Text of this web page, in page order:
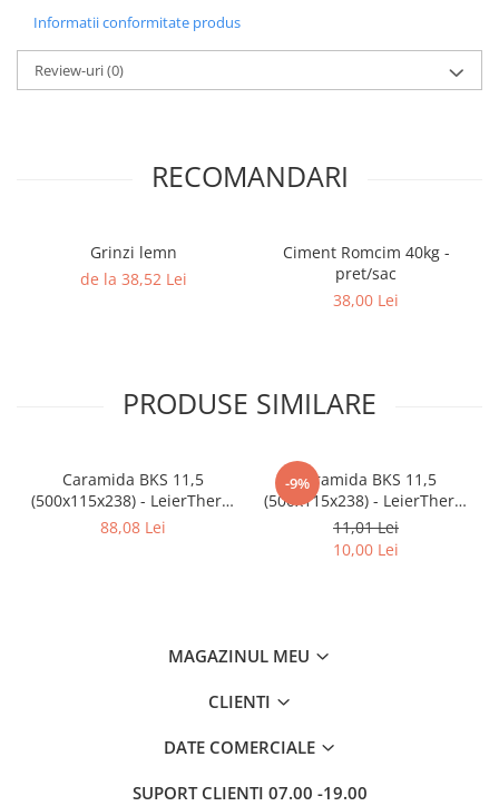
Produse din fier
Accesorii metalice
Plasa sudata eco
Plasa sudata stas
Profile metalice/Profile pentru gips-
Țeavă încălzire în pardoseala
Informatii conformitate produs
Review-uri(0)
RECOMANDARI
Grinzi lemn
de la 38,52 Lei
Ciment Romcim 40kg -
pret/sac
38,00 Lei
PRODUSE SIMILARE
Caramida BKS 11,5
(500x115x238) - LeierTherm
11.5 NF - pret/mp 8 buc/mp
88,08 Lei
-9%Caramida BKS 11,5
(500x115x238) - LeierTherm
11.5 NF - pret/buc
11,01 Lei
10,00 Lei
MAGAZINUL MEU
CLIENTI
DATE COMERCIALE
SUPORT CLIENTI 07.00 -19.00